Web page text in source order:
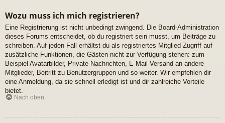
Wozu muss ich mich registrieren?
Eine Registrierung ist nicht unbedingt zwingend. Die Board-Administration
dieses Forums entscheidet, ob du registriert sein musst, um Beiträge zu
schreiben. Auf jeden Fall erhältst du als registriertes Mitglied Zugriff auf
zusätzliche Funktionen, die Gästen nicht zur Verfügung stehen: zum
Beispiel Avatarbilder, Private Nachrichten, E-Mail-Versand an andere
Mitglieder, Beitritt zu Benutzergruppen und so weiter. Wir empfehlen dir
eine Anmeldung, da sie schnell erledigt ist und dir zahlreiche Vorteile
bietet.
Nach oben